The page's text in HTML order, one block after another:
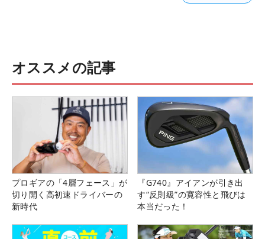
オススメの記事
プロギアの「4層フェース」が
切り開く高初速ドライバーの
新時代
『G740』アイアンが引き出
す“反則級”の寛容性と飛びは
本当だった！